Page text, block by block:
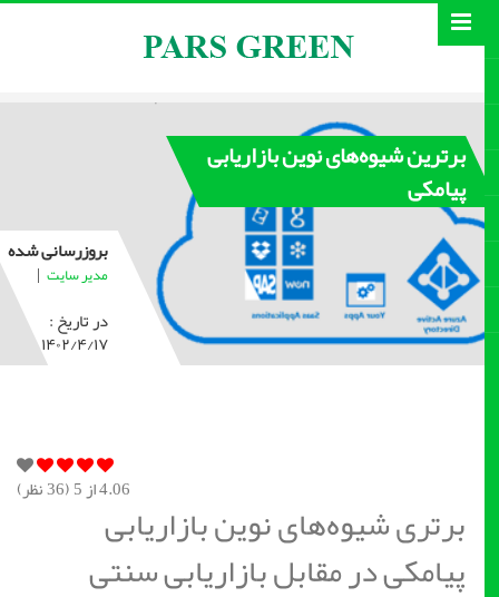
برترین شیوه‌های نوین بازاریابی
پیامکی
بروزرسانی شده
مدیر سایت |
در تاریخ :
۱۴۰۲/۴/۱۷
4.06از 5 ( 36نظر)
برتری شیوه‌های نوین بازاریابی
پیامکی در مقابل بازاریابی سنتی